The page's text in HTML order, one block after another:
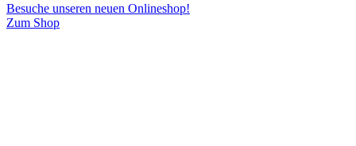
Besuche unseren neuen Onlineshop!
Zum Shop